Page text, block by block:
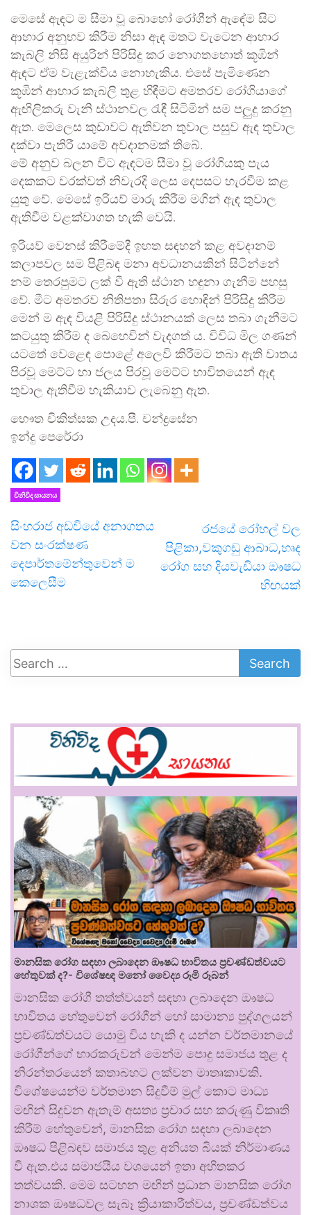
මෙසේ ඇඳට ම සීමා වූ බොහෝ රෝගීන් ඇඳේම සිට
ආහාර අනුභව කිරීම නිසා ඇඳ මතට වැටෙන ආහාර
කැබලි නිසි අයුරින් පිරිසිදු කර නොගතහොත් කූඹින්
ඇඳට ඒම වැළැක්විය නොහැකිය. එසේ පැමිණෙන
කූඹින් ආහාර කැබලි තුළ හිඳීමට අමතරව රෝගියාගේ
ඇඟිලිකරු වැනි ස්ථානවල රැඳී සිටිමින් සම පලුදු කරනු
ඇත. මෙලෙස කුඩාවට ඇතිවන තුවාල පසුව ඇඳ තුවාල
දක්වා පැතිරී යාමේ අවදානමක් තිබේ.
මේ අනුව බලන විට ඇඳටම සීමා වූ රෝගියකු පැය
දෙකකට වරක්වත් නිවැරදි ලෙස දෙපසට හැරවීම කළ
යුතු වේ. මෙසේ ඉරියව් මාරු කිරීම මගින් ඇඳ තුවාල
ඇතිවීම වළක්වාගත හැකි වෙයි.
ඉරියව් වෙනස් කිරීමේදී ඉහත සඳහන් කළ අවදානම්
කලාපවල සම පිළිබඳ මනා අවධානයකින් සිටින්නේ
නම් තෙරපුමට ලක් වී ඇති ස්ථාන හඳුනා ගැනීම පහසු
වේ. මීට අමතරව නිතිපතා සිරුර හොඳින් පිරිසිදු කිරීම
මෙන් ම ඇඳ වියළි පිරිසිදු ස්ථානයක් ලෙස තබා ගැනීමට
කටයුතු කිරීම ද බෙහෙවින් වැදගත් ය. විවිධ මිල ගණන්
යටතේ වෙළෙඳ පොළේ අලෙවි කිරීමට තබා ඇති වාතය
පිරවූ මෙට්ට හා ජලය පිරවූ මෙට්ට භාවිතයෙන් ඇඳ
තුවාල ඇතිවීම හැකියාව ලැබෙනු ඇත.
භෞත චිකිත්සක උදය.පී. චන්ද්‍රසේන
ඉන්දු පෙරේරා
විනිවිද සායනය
සිංහරාජ අඩවියේ අනාගතය
වන සංරක්ෂණ
දෙපාර්තමේන්තුවෙන් ම
කෙලෙසීම
රජයේ රෝහල් වල
පිළිකා,වකුගඩු ආබාධ,හෘද
රෝග සහ දියවැඩියා ඖෂධ
හිඟයක්
මානසික රෝග සඳහා ලබාදෙන ඖෂධ භාවිතය ප්‍රචණ්ඩත්වයට
හේතුවක් ද?- විශේෂඥ මනෝ වෛද්‍ය රූමි රූබන්
මානසික රෝගී තත්ත්වයන් සඳහා ලබාදෙන ඖෂධ
භාවිතය හේතුවෙන් රෝගීන් හෝ සාමාන්‍ය පුද්ගලයන්
ප්‍රචණ්ඩත්වයට යොමු විය හැකි ද යන්න වර්තමානයේ
රෝගීන්ගේ භාරකරුවන් මෙන්ම පොදු සමාජය තුළ ද
නිරන්තරයෙන් කතාබහට ලක්වන මාතෘකාවකි.
විශේෂයෙන්ම වර්තමාන සිදුවීම් මුල් කොට මාධ්‍ය
මඟින් සිදුවන ඇතැම් අසත්‍ය ප්‍රචාර සහ කරුණු විකෘති
කිරීම් හේතුවෙන්, මානසික රෝග සඳහා ලබාදෙන
ඖෂධ පිළිබඳව සමාජය තුළ අනියත බියක් නිර්මාණය
වී ඇත.එය සමාජයීය වශයෙන් ඉතා අහිතකර
තත්වයකි. මෙම සටහන මඟින් ප්‍රධාන මානසික රෝග
නාශක ඖෂධවල සැබෑ ක්‍රියාකාරීත්වය, ප්‍රචණ්ඩත්වය